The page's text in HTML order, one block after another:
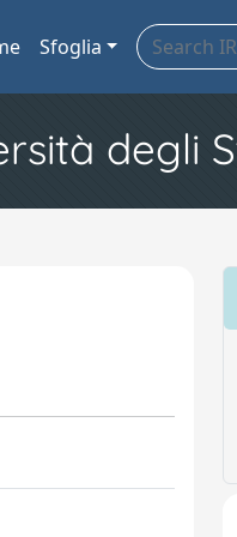
Sfoglia
degli